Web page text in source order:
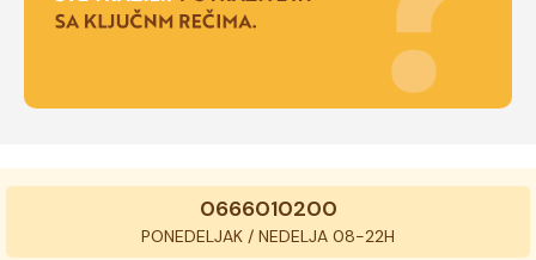
0666010200
PONEDELJAK / NEDELJA 08-22H